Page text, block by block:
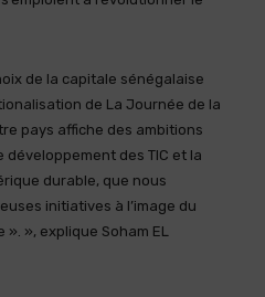
de la capitale sénégalaise
de La Journée de la
pays affiche des ambitions
des TIC et la
durable, que nous
initiatives à l’image du
». », explique Soham EL